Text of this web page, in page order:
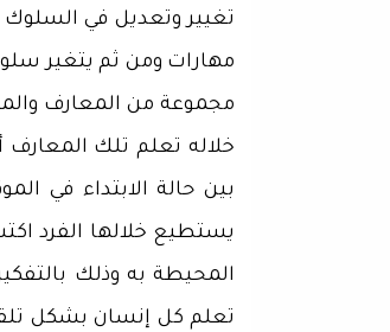
تغيير وتعديل في
مهارات ومن ثم يتغير
مجموعة من المعارف
خلاله تعلم تلك
بين حالة الابتداء في
يستطيع خلالها الفرد
المحيطة به وذلك
تعلم كل إنسان بشكل